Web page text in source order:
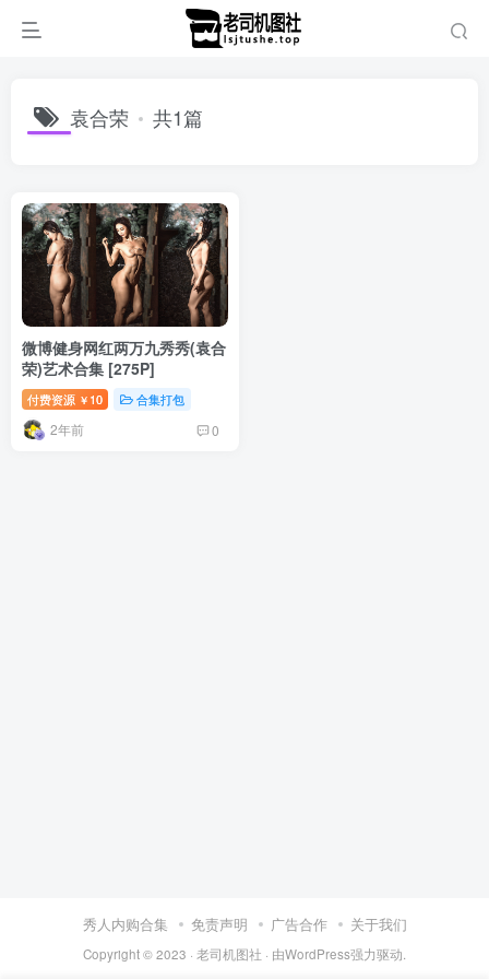
袁合荣 共1篇
微博健身网红两万九秀秀(袁合
荣)艺术合集 [275P]
付费资源 ￥ 10 合集打包
2年前 0
秀人内购合集 免责声明 广告合作 关于我们
Copyright © 2023 · 老司机图社 · 由WordPress强力驱动.